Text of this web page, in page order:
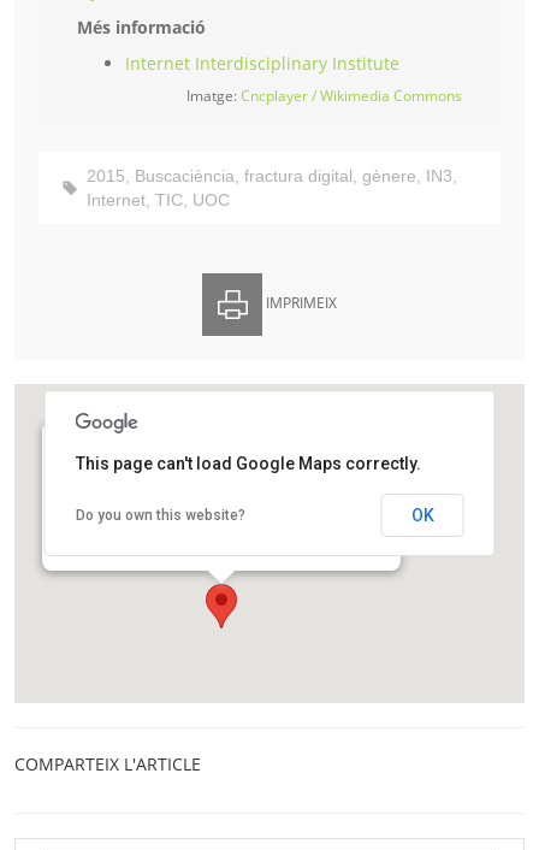
Més informació
Internet Interdisciplinary Institute
Imatge:Cncplayer / Wikimedia Commons
2015, Buscaciència, fractura digital, gènere, IN3,
Internet, TIC, UOC
IMPRIMEIX
Avinguda Carl Friedrich Gauss, 5. Parc Mediterrani de
la Tecnologia, Edifici B3.
This page can't load Google Maps correctly.
Do you own this website? OK
COMPARTEIX L'ARTICLE